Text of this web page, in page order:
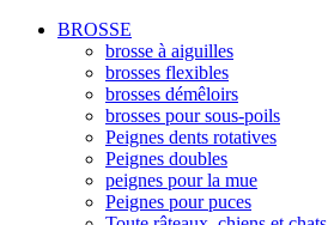
BROSSE
brosse à aiguilles
brosses flexibles
brosses démêloirs
brosses pour sous-poils
Peignes dents rotatives
Peignes doubles
peignes pour la mue
Peignes pour puces